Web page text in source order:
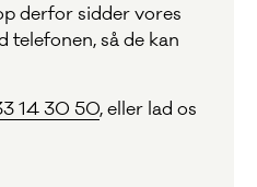
derfor sidder vores
telefonen, så de kan
14 30 50, eller lad os